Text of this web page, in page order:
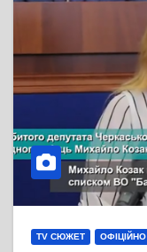
TV СЮЖЕТ ОФІЦІЙНО